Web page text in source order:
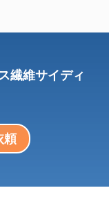
繊維サイディ
頼